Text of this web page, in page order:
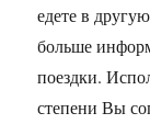
едете в
больше
поездки.
степени Вы